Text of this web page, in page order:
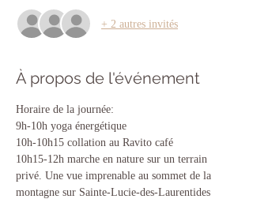
+ 2 autres invités
À propos de l'événement
Horaire de la journée:
9h-10h yoga énergétique
10h-10h15 collation au Ravito café
10h15-12h marche en nature sur un terrain
privé. Une vue imprenable au sommet de la
montagne sur Sainte-Lucie-des-Laurentides